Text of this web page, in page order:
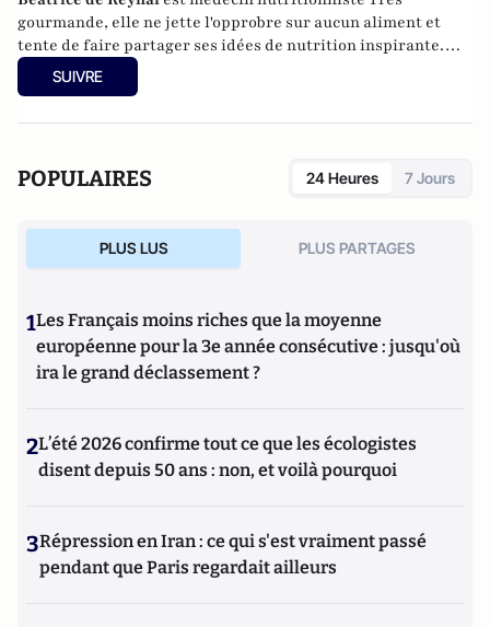
gourmande, elle ne jette l'opprobre sur aucun aliment et
tente de faire partager ses idées de nutrition inspirante.
Elle est par ailleurs l'auteur du blog "
SUIVRE
POPULAIRES 24 Heures 7 Jours
PLUS LUS PLUS PARTAGES
1Les Français moins riches que la moyenne
européenne pour la 3e année consécutive : jusqu'où
ira le grand déclassement ?
2L’été 2026 confirme tout ce que les écologistes
disent depuis 50 ans : non, et voilà pourquoi
3Répression en Iran : ce qui s'est vraiment passé
pendant que Paris regardait ailleurs